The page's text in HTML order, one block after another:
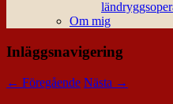
Om mig
Inläggsnavigering
← Föregående Nästa →